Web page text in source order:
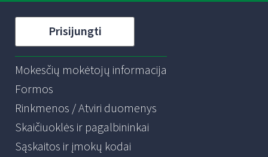
Prisijungti
Mokesčių mokėtojų informacija
Formos
Rinkmenos / Atviri duomenys
Skaičiuoklės ir pagalbininkai
Sąskaitos ir įmokų kodai